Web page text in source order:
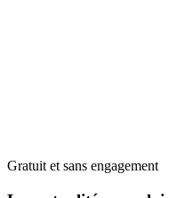
Gratuit et sans engagement